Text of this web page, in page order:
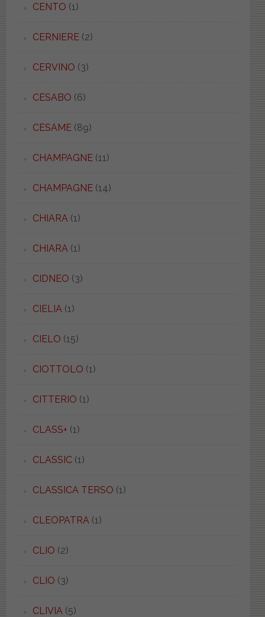
CENTO (1)
CERNIERE(2)
CERVINO (3)
CESABO (6)
CESAME(89)
CHAMPAGNE(11)
CHAMPAGNE(14)
CHIARA (1)
CHIARA (1)
CIDNEO (3)
CIELIA (1)
CIELO (15)
CIOTTOLO (1)
CITTERIO (1)
CLASS+ (1)
CLASSIC(1)
CLASSICA TERSO (1)
CLEOPATRA (1)
CLIO (2)
CLIO (3)
CLIVIA (5)